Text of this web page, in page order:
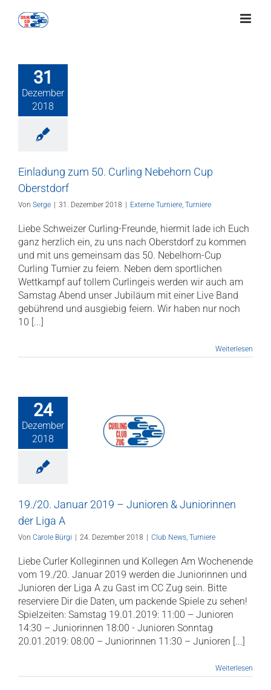
Inhalt
31
Dezember
2018
Einladung zum 50. Curling Nebehorn Cup
Oberstdorf
Von Serge 31. Dezember 2018 Externe Turniere, Turniere
Liebe Schweizer Curling-Freunde, ​hiermit lade ich Euch
ganz herzlich ein, zu uns nach Oberstdorf zu kommen
und mit uns gemeinsam das 50. Nebelhorn-Cup
Curling Turnier zu feiern. Neben dem sportlichen
Wettkampf auf tollem Curlingeis werden wir auch am
Samstag Abend unser Jubiläum mit einer Live Band
gebührend und ausgiebig feiern. Wir haben nur noch
10 [...]
Weiterlesen
24
Dezember
2018
2019
&
der Liga
Turniere
19./20. Januar 2019 – Junioren & Juniorinnen
der Liga A
Von Carole Bürgi 24. Dezember 2018 Club News, Turniere
Liebe Curler Kolleginnen und Kollegen Am Wochenende
vom 19./20. Januar 2019 werden die Juniorinnen und
Junioren der Liga A zu Gast im CC Zug sein. Bitte
reserviere Dir die Daten, um packende Spiele zu sehen!
Spielzeiten: Samstag 19.01.2019: 11:00 – Junioren
14:30 – Juniorinnen 18:00 - Junioren Sonntag
20.01.2019: 08:00 – Juniorinnen 11:30 – Junioren [...]
Weiterlesen